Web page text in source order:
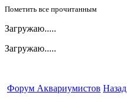
Пометить все прочитанным
Загружаю.....
Загружаю.....
Форум Аквариумистов Назад